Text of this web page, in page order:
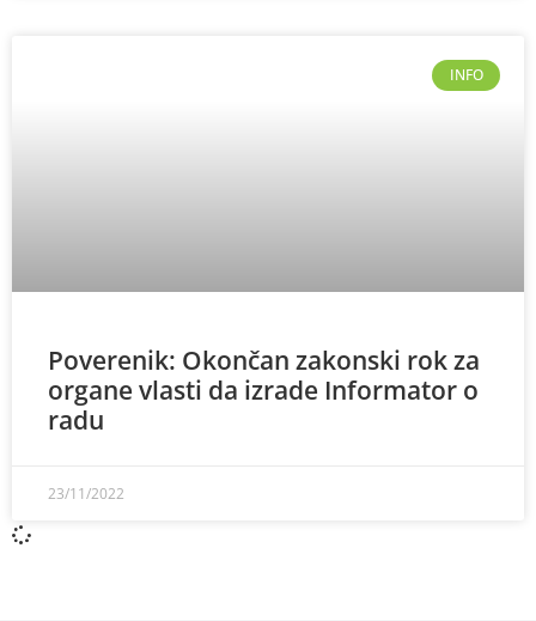
INFO
Poverenik: Okončan zakonski rok za
organe vlasti da izrade Informator o
radu
23/11/2022